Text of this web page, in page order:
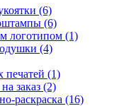
(6)
(6)
логотипом (1)
(4)
печатей (1)
заказ (2)
раскраска (16)